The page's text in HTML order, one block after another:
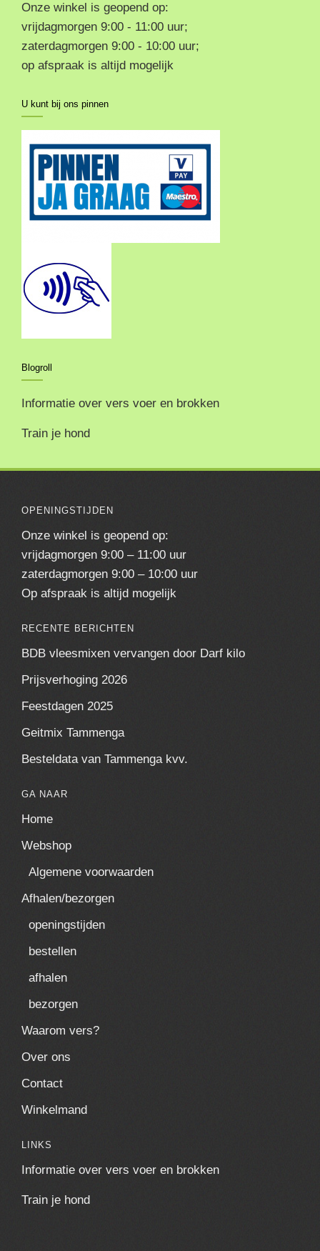
Onze winkel is geopend op:
vrijdagmorgen 9:00 - 11:00 uur;
zaterdagmorgen 9:00 - 10:00 uur;
op afspraak is altijd mogelijk
U kunt bij ons pinnen
Blogroll
Informatie over vers voer en brokken
Train je hond
OPENINGSTIJDEN
Onze winkel is geopend op:
vrijdagmorgen 9:00 – 11:00 uur
zaterdagmorgen 9:00 – 10:00 uur
Op afspraak is altijd mogelijk
RECENTE BERICHTEN
BDB vleesmixen vervangen door Darf kilo
Prijsverhoging 2026
Feestdagen 2025
Geitmix Tammenga
Besteldata van Tammenga kvv.
GA NAAR
Home
Webshop
Algemene voorwaarden
Afhalen/bezorgen
openingstijden
bestellen
afhalen
bezorgen
Waarom vers?
Over ons
Contact
Winkelmand
LINKS
Informatie over vers voer en brokken
Train je hond